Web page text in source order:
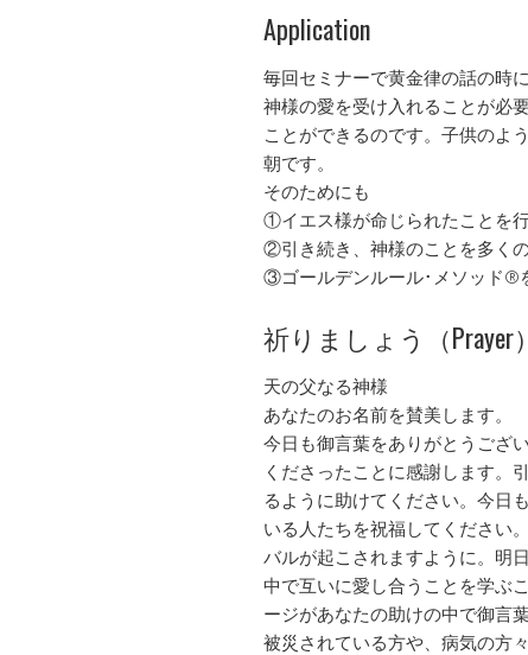
Application
毎回セミナーで黄金律の話の時
神様の愛を受け入れることが必
ことができるのです。子供のよ
朝です。
そのためにも
①イエス様が命じられたことを
②引き続き、神様のことを多く
③ゴールデンルール･メソッド®︎
祈りましょう（Prayer
天の父なる神様
あなたのお名前を賛美します。
今日も御言葉をありがとうござ
くださったことに感謝します。
るように助けてください。今日
いる人たちを祝福してください
バルが起こされますように。明
中で互いに愛し合うことを学ぶ
ージがあなたの助けの中で御言
被災されている方や、病気の方